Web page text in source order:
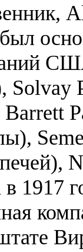
Solvay
1917